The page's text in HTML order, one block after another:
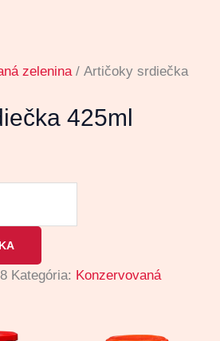
zelenina/ Artičoky srdiečka
425ml
Kategória: Konzervovaná